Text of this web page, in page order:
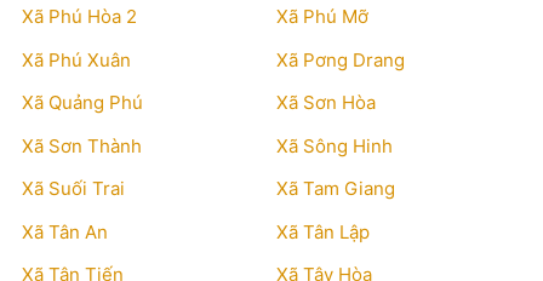
Xã Phú Hòa 2
Xã Phú Mỡ
Xã Phú Xuân
Xã Pơng Drang
Xã Quảng Phú
Xã Sơn Hòa
Xã Sơn Thành
Xã Sông Hinh
Xã Suối Trai
Xã Tam Giang
Xã Tân An
Xã Tân Lập
Xã Tân Tiến
Xã Tây Hòa